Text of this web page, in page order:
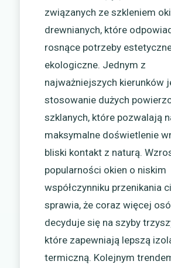
związanych ze szkleniem
drewnianych, które
rosnące potrzeby
ekologiczne. Jednym z
najważniejszych kierunków
stosowanie dużych
szklanych, które pozwalają
maksymalne doświetlenie
bliski kontakt z naturą.
popularności okien o niskim
współczynniku przenikania
sprawia, że coraz więcej
decyduje się na szyby
które zapewniają lepszą
termiczną. Kolejnym